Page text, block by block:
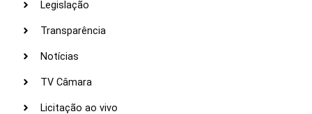
Legislação
Transparência
Notícias
TV Câmara
Licitação ao vivo